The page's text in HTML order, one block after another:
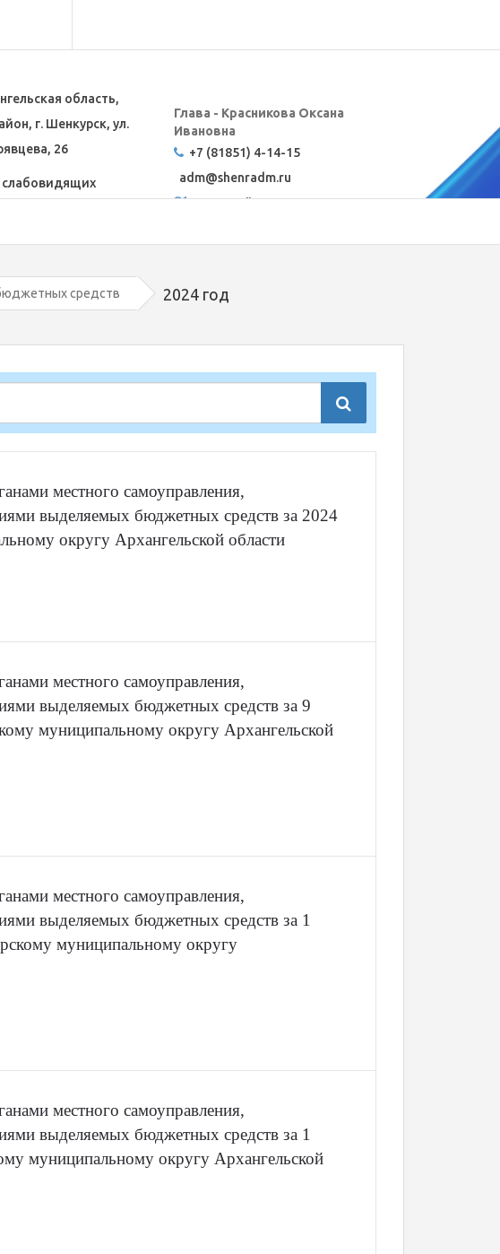
область,
г. Шенкурск, ул.
26
Глава - Красникова Оксана
Ивановна
+7 (81851) 4-14-15
adm@shenradm.ru
Карта сайта
средств 2024 год
местного самоуправления,
выделяемых бюджетных средств за 2024
округу Архангельской области
местного самоуправления,
выделяемых бюджетных средств за 9
муниципальному округу Архангельской
местного самоуправления,
выделяемых бюджетных средств за 1
муниципальному округу
местного самоуправления,
выделяемых бюджетных средств за 1
муниципальному округу Архангельской